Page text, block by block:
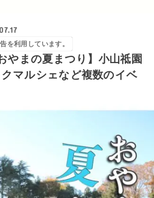
を利用しています。
やまの夏まつり】小山祗園
マルシェなど複数のイベ